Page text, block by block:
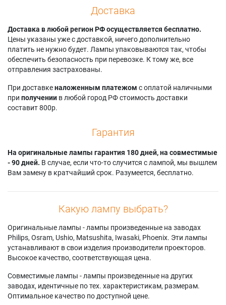
Доставка
Доставка в любой регион РФ осуществляется бесплатно.
Цены указаны уже с доставкой, ничего дополнительно
платить не нужно будет. Лампы упаковываются так, чтобы
обеспечить безопасность при перевозке. К тому же, все
отправления застрахованы.
При доставкеналоженным платежом с оплатой наличными
при получении в любой город РФ стоимость доставки
составит 800р.
Гарантия
На оригинальные лампы гарантия 180 дней, на совместимые
- 90 дней. В случае, если что-то случится с лампой, мы вышлем
Вам замену в кратчайший срок. Разумеется, бесплатно.
Какую лампу выбрать?
Оригинальные лампы - лампы произведенные на заводах
Philips, Osram, Ushio, Matsushita, Iwasaki, Phoenix. Эти лампы
устанавливают в свои изделия производители проекторов.
Высокое качество, соответствующая цена.
Совместимые лампы - лампы произведенные на других
заводах, идентичные по тех. характеристикам, размерам.
Оптимальное качество по доступной цене.